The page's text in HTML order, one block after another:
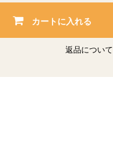
カートに入れる
返品について